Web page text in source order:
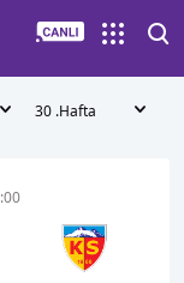
30 .Hafta